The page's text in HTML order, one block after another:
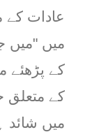
عادات کے
میں "میں
کے پڑھئے
کے متعلق
میں شائد